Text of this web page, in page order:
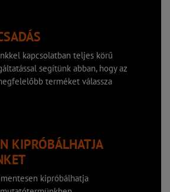
kapcsolatban teljes körű
segítünk abban, hogy az
terméket válassza
KIPRÓBÁLHATJA
kipróbálhatja